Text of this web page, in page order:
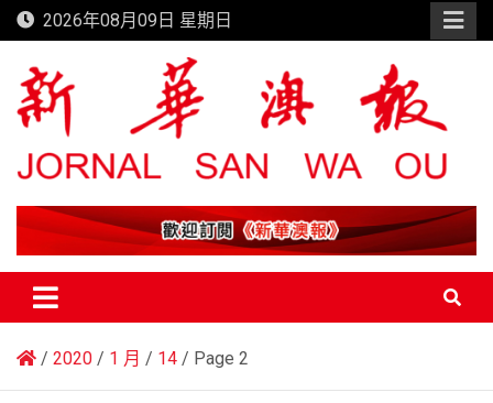
Skip
to
content
2026年08月09日 星期日
新華澳報
2020 1 月 14 Page 2